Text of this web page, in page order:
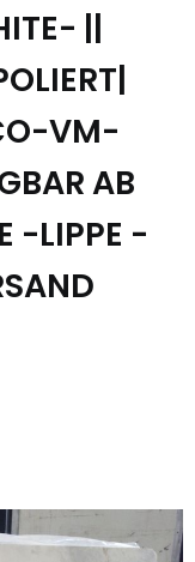
||
VM-
AB
-LIPPE -